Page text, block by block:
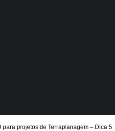
para projetos de Terraplanagem – Dica 5